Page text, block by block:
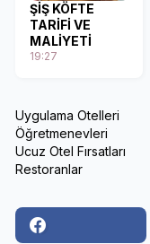
ŞİŞ KÖFTE
TARİFİ VE
MALİYETİ
19:27
Uygulama Otelleri
Öğretmenevleri
Ucuz Otel Fırsatları
Restoranlar